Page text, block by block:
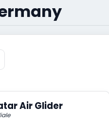
Air Glider